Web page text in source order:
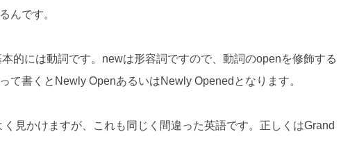
んです。
的には動詞です。 newは形容詞ですので、動詞のopenを修飾する
て書くと Newly OpenあるいはNewly Opened となります。
く見かけますが、これも同じく間違った英語です。正しくはGrand